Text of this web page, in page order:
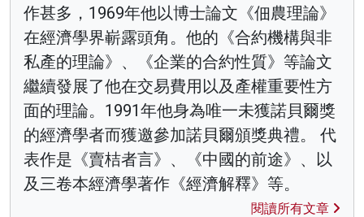
作甚多，1969年他以博士論文《佃農理論》
在經濟學界嶄露頭角。他的《合約機構與非
私產的理論》、《企業的合約性質》等論文
繼續發展了他在交易費用以及產權重要性方
面的理論。1991年他身為唯一未獲諾貝爾獎
的經濟學者而獲邀參加諾貝爾頒獎典禮。 代
表作是《賣桔者言》、《中國的前途》、以
及三卷本經濟學著作《經濟解釋》等。
閱讀所有文章